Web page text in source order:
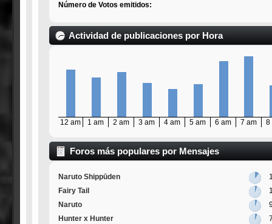
Número de Votos emitidos:
Actividad de publicaciones por Hora
12 am 1 am 2 am 3 am 4 am 5 am 6 am 7 am 8
Foros más populares por Mensajes
Naruto Shippūden
Fairy Tail
Naruto
Hunter x Hunter